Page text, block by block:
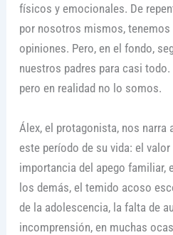
físicos y emocionales. De
por nosotros mismos, tenemos
opiniones. Pero, en el fondo,
nuestros padres para casi
pero en realidad no lo somos.
Álex, el protagonista, nos narra
este período de su vida: el
importancia del apego familiar,
los demás, el temido acoso
de la adolescencia, la falta de
incomprensión, en muchas